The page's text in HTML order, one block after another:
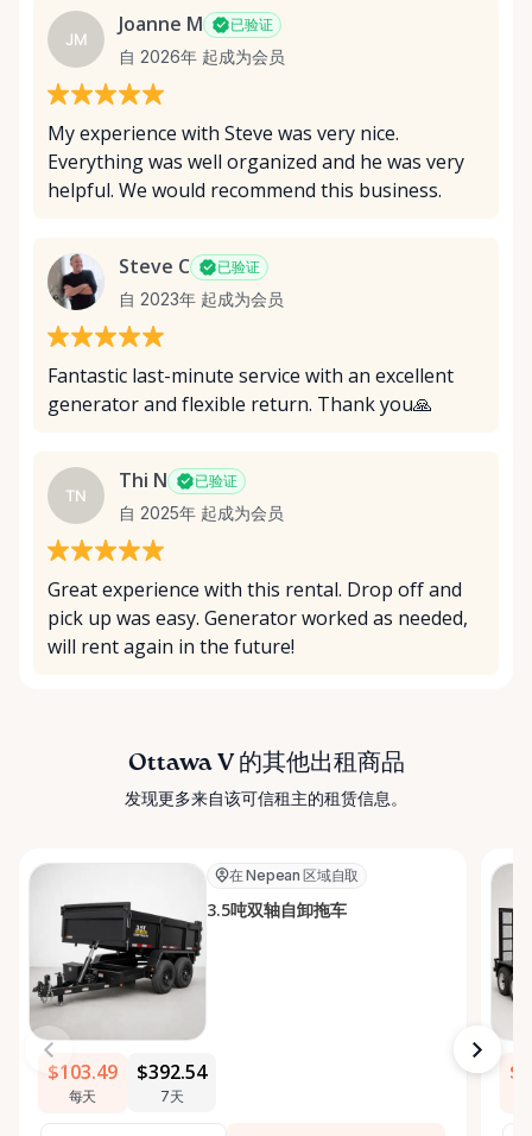
JM
Joanne M 已验证
自 2026年 起成为会员
My experience with Steve was very nice.
Everything was well organized and he was very
helpful. We would recommend this business.
Steve C 已验证
自 2023年 起成为会员
Fantastic last-minute service with an excellent
generator and flexible return. Thank you🙏
TN
Thi N 已验证
自 2025年 起成为会员
Great experience with this rental. Drop off and
pick up was easy. Generator worked as needed,
will rent again in the future!
Ottawa V 的其他出租商品
发现更多来自该可信租主的租赁信息。
在 Nepean 区域自取
3.5吨双轴自卸拖车
$103.49
每天
$392.54
7天